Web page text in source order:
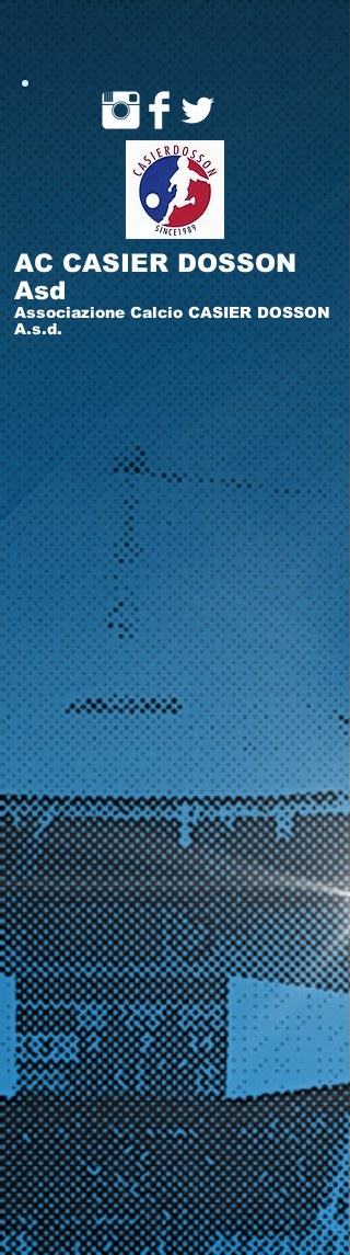
AC CASIER DOSSON
Asd
Associazione Calcio CASIER DOSSON
A.s.d.